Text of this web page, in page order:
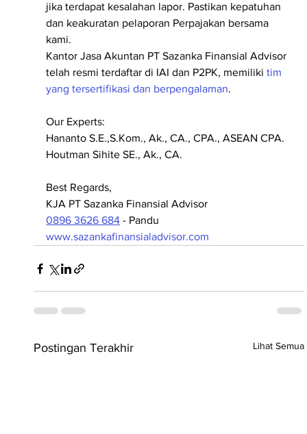
jika terdapat kesalahan lapor. Pastikan kepatuhan
dan keakuratan pelaporan Perpajakan bersama
kami.
Kantor Jasa Akuntan PT Sazanka Finansial Advisor
telah resmi terdaftar di IAI dan P2PK, memiliki tim
yang tersertifikasi dan berpengalaman.
Our Experts:
Hananto S.E.,S.Kom., Ak., CA., CPA., ASEAN CPA.
Houtman Sihite SE., Ak., CA.
Best Regards,
KJA PT Sazanka Finansial Advisor
0896 3626 684 - Pandu
www.sazankafinansialadvisor.com
Postingan Terakhir Lihat Semua